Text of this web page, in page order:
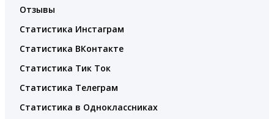
Отзывы
Статистика Инстаграм
Статистика ВКонтакте
Статистика Тик Ток
Статистика Телеграм
Статистика в Одноклассниках